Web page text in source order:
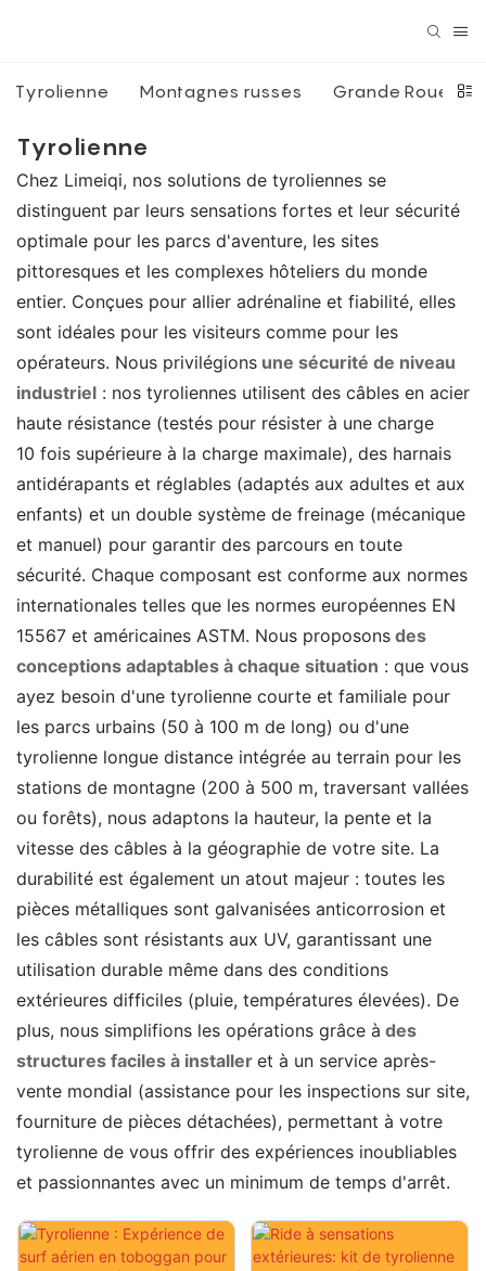
Tyrolienne Montagnes russes Grande Roue
Tyrolienne
Chez Limeiqi, nos solutions de tyroliennes se
distinguent par leurs sensations fortes et leur sécurité
optimale pour les parcs d'aventure, les sites
pittoresques et les complexes hôteliers du monde
entier. Conçues pour allier adrénaline et fiabilité, elles
sont idéales pour les visiteurs comme pour les
opérateurs. Nous privilégions une sécurité de niveau
industriel : nos tyroliennes utilisent des câbles en acier
haute résistance (testés pour résister à une charge
10 fois supérieure à la charge maximale), des harnais
antidérapants et réglables (adaptés aux adultes et aux
enfants) et un double système de freinage (mécanique
et manuel) pour garantir des parcours en toute
sécurité. Chaque composant est conforme aux normes
internationales telles que les normes européennes EN
15567 et américaines ASTM. Nous proposons des
conceptions adaptables à chaque situation : que vous
ayez besoin d'une tyrolienne courte et familiale pour
les parcs urbains (50 à 100 m de long) ou d'une
tyrolienne longue distance intégrée au terrain pour les
stations de montagne (200 à 500 m, traversant vallées
ou forêts), nous adaptons la hauteur, la pente et la
vitesse des câbles à la géographie de votre site. La
durabilité est également un atout majeur : toutes les
pièces métalliques sont galvanisées anticorrosion et
les câbles sont résistants aux UV, garantissant une
utilisation durable même dans des conditions
extérieures difficiles (pluie, températures élevées). De
plus, nous simplifions les opérations grâce à des
structures faciles à installer et à un service après-
vente mondial (assistance pour les inspections sur site,
fourniture de pièces détachées), permettant à votre
tyrolienne de vous offrir des expériences inoubliables
et passionnantes avec un minimum de temps d'arrêt.